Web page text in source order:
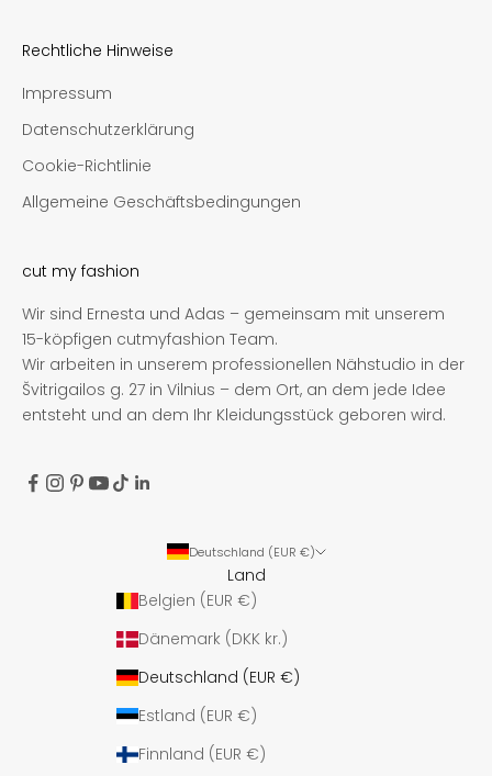
Rechtliche Hinweise
Impressum
Datenschutzerklärung
Cookie-Richtlinie
Allgemeine Geschäftsbedingungen
cut my fashion
Wir sind Ernesta und Adas – gemeinsam mit unserem
15-köpfigen cutmyfashion Team.
Wir arbeiten in unserem professionellen Nähstudio in der
Švitrigailos g. 27 in Vilnius – dem Ort, an dem jede Idee
entsteht und an dem Ihr Kleidungsstück geboren wird.
Deutschland (EUR €)
Land
Belgien (EUR €)
Dänemark (DKK kr.)
Deutschland (EUR €)
Estland (EUR €)
Finnland (EUR €)